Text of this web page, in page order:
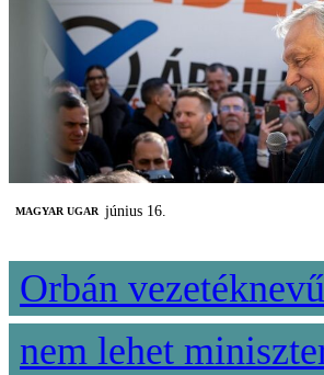
MAGYAR UGAR június 16.
Orbán
nem lehet